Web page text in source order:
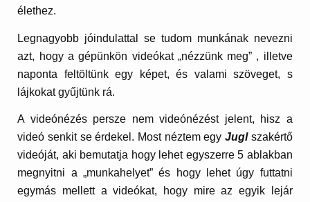
élethez.
Legnagyobb jóindulattal se tudom munkának nevezni
azt, hogy a gépünkön videókat „nézzünk meg” , illetve
naponta feltöltünk egy képet, és valami szöveget, s
lájkokat gyűjtünk rá.
A videónézés persze nem videónézést jelent, hisz a
videó senkit se érdekel. Most néztem egyJugl szakértő
videóját, aki bemutatja hogy lehet egyszerre 5 ablakban
megnyitni a „munkahelyet” és hogy lehet úgy futtatni
egymás mellett a videókat, hogy mire az egyik lejár